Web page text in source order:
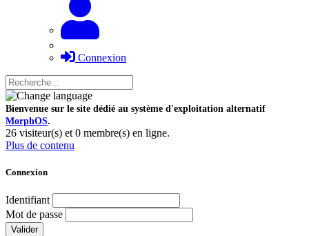
Connexion
Bienvenue sur le site dédié au système d'exploitation alternatif
MorphOS.
26 visiteur(s) et 0 membre(s) en ligne.
Plus de contenu
Connexion
Identifiant
Mot de passe
Valider